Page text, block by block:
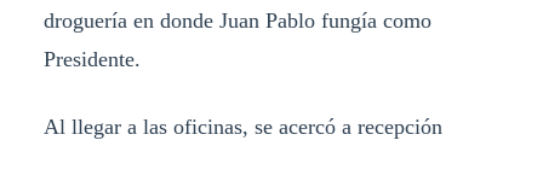
droguería en donde Juan Pablo fungía como
Presidente.
Al llegar a las oficinas, se acercó a recepción